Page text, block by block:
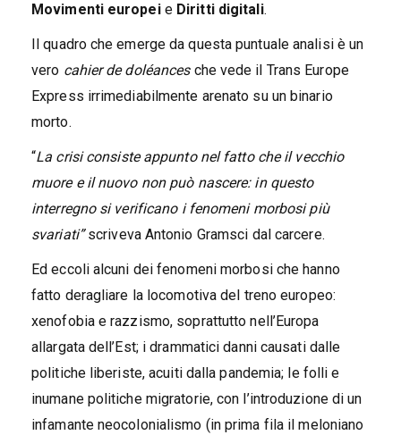
Movimenti europei e Diritti digitali.
Il quadro che emerge da questa puntuale analisi è un
vero cahier de doléances che vede il Trans Europe
Express irrimediabilmente arenato su un binario
morto.
“La crisi consiste appunto nel fatto che il vecchio
muore e il nuovo non può nascere: in questo
interregno si verificano i fenomeni morbosi più
svariati”scriveva Antonio Gramsci dal carcere.
Ed eccoli alcuni dei fenomeni morbosi che hanno
fatto deragliare la locomotiva del treno europeo:
xenofobia e razzismo, soprattutto nell’Europa
allargata dell’Est; i drammatici danni causati dalle
politiche liberiste, acuiti dalla pandemia; le folli e
inumane politiche migratorie, con l’introduzione di un
infamante neocolonialismo (in prima fila il meloniano